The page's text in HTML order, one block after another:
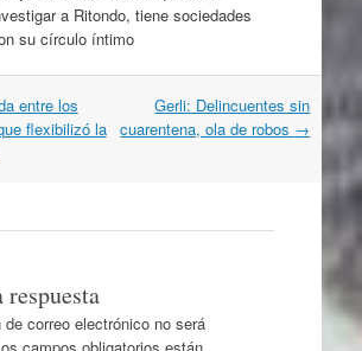
a Ritondo, tiene sociedades
su círculo íntimo
entre los
flexibilizó la
Gerli: Delincuentes sin
cuarentena, ola de robos →
respuesta
de correo electrónico no será